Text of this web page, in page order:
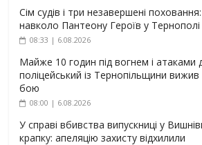
Сім судів і три незавершені
навколо Пантеону Героїв у Тернополі
08:33 | 6.08.2026
Майже 10 годин під вогнем і атаками
поліцейський із Тернопільщини
бою
08:00 | 6.08.2026
У справі вбивства випускниці у
крапку: апеляцію захисту відхилили